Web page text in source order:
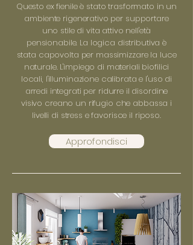
Questo ex fienile è stato trasformato in un
ambiente rigenerativo per supportare
uno stile di vita attivo nell'età
pensionabile. La logica distributiva è
stata capovolta per massimizzare la luce
naturale. L'impiego di materiali biofilici
locali, l'illuminazione calibrata e l'uso di
arredi integrati per ridurre il disordine
visivo creano un rifugio che abbassa i
livelli di stress e favorisce il riposo.
Approfondisci